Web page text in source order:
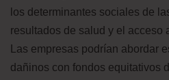
los determinantes sociales de
resultados de salud y el acceso
Las empresas podrían abordar
dañinos con fondos equitativos